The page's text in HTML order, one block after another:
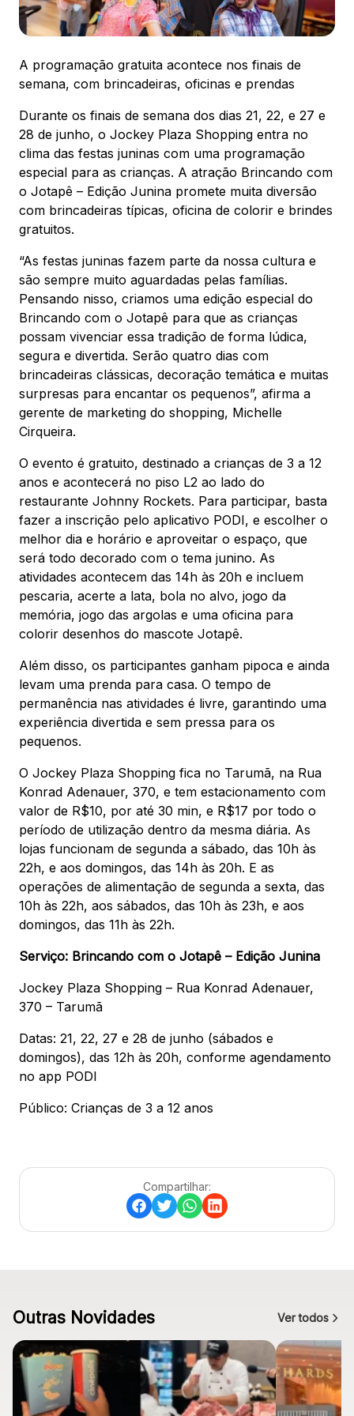
Ver local
Chamar Uber
CONTATO
4132161600
WhatsApp
Comodidades Eventos Cinema
Mapa Virtual
A programação gratuita acontece nos finais de
semana, com brincadeiras, oficinas e prendas
Durante os finais de semana dos dias 21, 22, e 27 e
28 de junho, o Jockey Plaza Shopping entra no
clima das festas juninas com uma programação
especial para as crianças. A atração Brincando com
o Jotapê – Edição Junina promete muita diversão
com brincadeiras típicas, oficina de colorir e brindes
gratuitos.
“As festas juninas fazem parte da nossa cultura e
são sempre muito aguardadas pelas famílias.
Pensando nisso, criamos uma edição especial do
Brincando com o Jotapê para que as crianças
possam vivenciar essa tradição de forma lúdica,
segura e divertida. Serão quatro dias com
brincadeiras clássicas, decoração temática e muitas
surpresas para encantar os pequenos”, afirma a
gerente de marketing do shopping, Michelle
Cirqueira.
O evento é gratuito, destinado a crianças de 3 a 12
anos e acontecerá no piso L2 ao lado do
restaurante Johnny Rockets. Para participar, basta
fazer a inscrição pelo aplicativo PODI, e escolher o
melhor dia e horário e aproveitar o espaço, que
será todo decorado com o tema junino. As
atividades acontecem das 14h às 20h e incluem
pescaria, acerte a lata, bola no alvo, jogo da
memória, jogo das argolas e uma oficina para
colorir desenhos do mascote Jotapê.
Além disso, os participantes ganham pipoca e ainda
levam uma prenda para casa. O tempo de
permanência nas atividades é livre, garantindo uma
experiência divertida e sem pressa para os
pequenos.
O Jockey Plaza Shopping fica no Tarumã, na Rua
Konrad Adenauer, 370, e tem estacionamento com
valor de R$10, por até 30 min, e R$17 por todo o
período de utilização dentro da mesma diária. As
lojas funcionam de segunda a sábado, das 10h às
22h, e aos domingos, das 14h às 20h. E as
operações de alimentação de segunda a sexta, das
10h às 22h, aos sábados, das 10h às 23h, e aos
domingos, das 11h às 22h.
Serviço: Brincando com o Jotapê – Edição Junina
Jockey Plaza Shopping – Rua Konrad Adenauer,
370 – Tarumã
Datas: 21, 22, 27 e 28 de junho (sábados e
domingos), das 12h às 20h, conforme agendamento
no app PODI
Público: Crianças de 3 a 12 anos
Compartilhar:
Outras Novidades Ver todos